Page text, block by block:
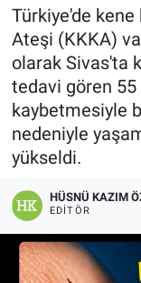
Türkiye'de kene
Ateşi (KKKA)
olarak Sivas'ta
tedavi gören 55
kaybetmesiyle
nedeniyle
yükseldi.
HÜSNÜ KAZIM
EDITÖR
Resmi
Sağlık
Son Dakika
Spor
Uşak